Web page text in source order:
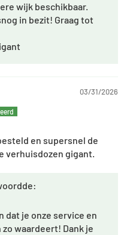
wijk beschikbaar.
in bezit! Graag tot
03/31/2026
en supersnel de
verhuisdozen gigant.
dat je onze service en
waardeert! Dank je